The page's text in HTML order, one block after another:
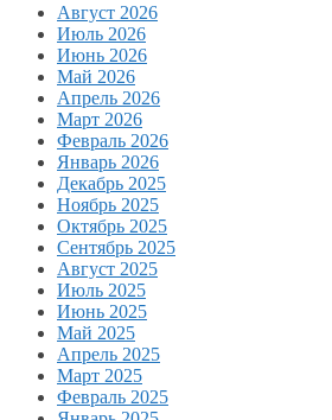
Август 2026
Июль 2026
Июнь 2026
Май 2026
Апрель 2026
Март 2026
Февраль 2026
Январь 2026
Декабрь 2025
Ноябрь 2025
Октябрь 2025
Сентябрь 2025
Август 2025
Июль 2025
Июнь 2025
Май 2025
Апрель 2025
Март 2025
Февраль 2025